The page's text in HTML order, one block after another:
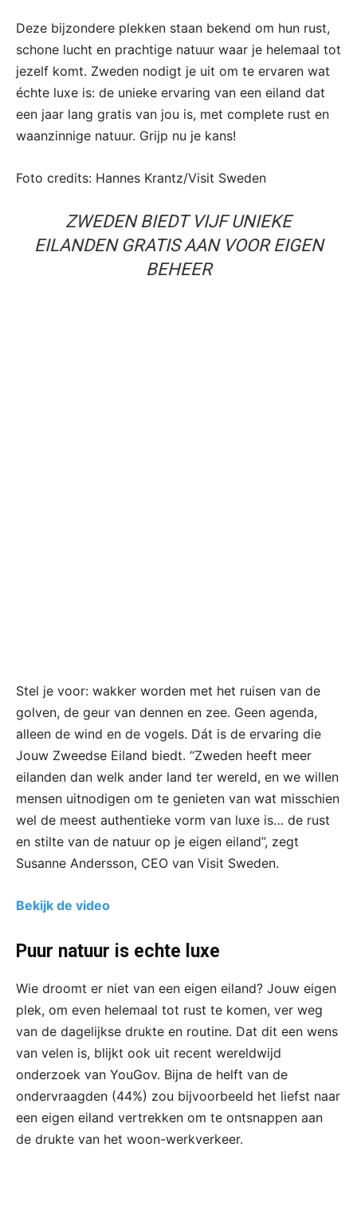
Deze bijzondere plekken staan bekend om hun rust,
schone lucht en prachtige natuur waar je helemaal tot
jezelf komt. Zweden nodigt je uit om te ervaren wat
échte luxe is: de unieke ervaring van een eiland dat
een jaar lang gratis van jou is, met complete rust en
waanzinnige natuur. Grijp nu je kans!
Foto credits: Hannes Krantz/Visit Sweden
ZWEDEN BIEDT VIJF UNIEKE
EILANDEN GRATIS AAN VOOR EIGEN
BEHEER
Stel je voor: wakker worden met het ruisen van de
golven, de geur van dennen en zee. Geen agenda,
alleen de wind en de vogels. Dát is de ervaring die
Jouw Zweedse Eiland biedt. “Zweden heeft meer
eilanden dan welk ander land ter wereld, en we willen
mensen uitnodigen om te genieten van wat misschien
wel de meest authentieke vorm van luxe is… de rust
en stilte van de natuur op je eigen eiland”, zegt
Susanne Andersson, CEO van Visit Sweden.
Bekijk de video
Puur natuur is echte luxe
Wie droomt er niet van een eigen eiland? Jouw eigen
plek, om even helemaal tot rust te komen, ver weg
van de dagelijkse drukte en routine. Dat dit een wens
van velen is, blijkt ook uit recent wereldwijd
onderzoek van YouGov. Bijna de helft van de
ondervraagden (44%) zou bijvoorbeeld het liefst naar
een eigen eiland vertrekken om te ontsnappen aan
de drukte van het woon-werkverkeer.